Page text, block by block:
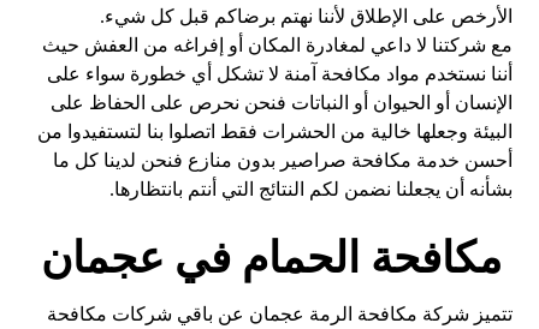
الأرخص على الإطلاق لأننا نهتم برضاكم قبل كل شيء.
مع شركتنا لا داعي لمغادرة المكان أو إفراغه من العفش حيث
أننا نستخدم مواد مكافحة آمنة لا تشكل أي خطورة سواء على
الإنسان أو الحيوان أو النباتات فنحن نحرص على الحفاظ على
البيئة وجعلها خالية من الحشرات فقط اتصلوا بنا لتستفيدوا من
أحسن خدمة مكافحة صراصير بدون منازع فنحن لدينا كل ما
بشأنه أن يجعلنا نضمن لكم النتائج التي أنتم بانتظارها.
مكافحة الحمام في عجمان
تتميز شركة مكافحة الرمة عجمان عن باقي شركات مكافحة